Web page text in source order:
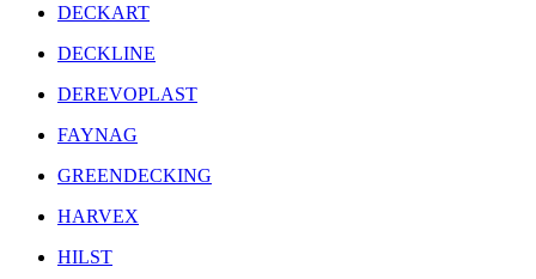
DECKART
DECKLINE
DEREVOPLAST
FAYNAG
GREENDECKING
HARVEX
HILST